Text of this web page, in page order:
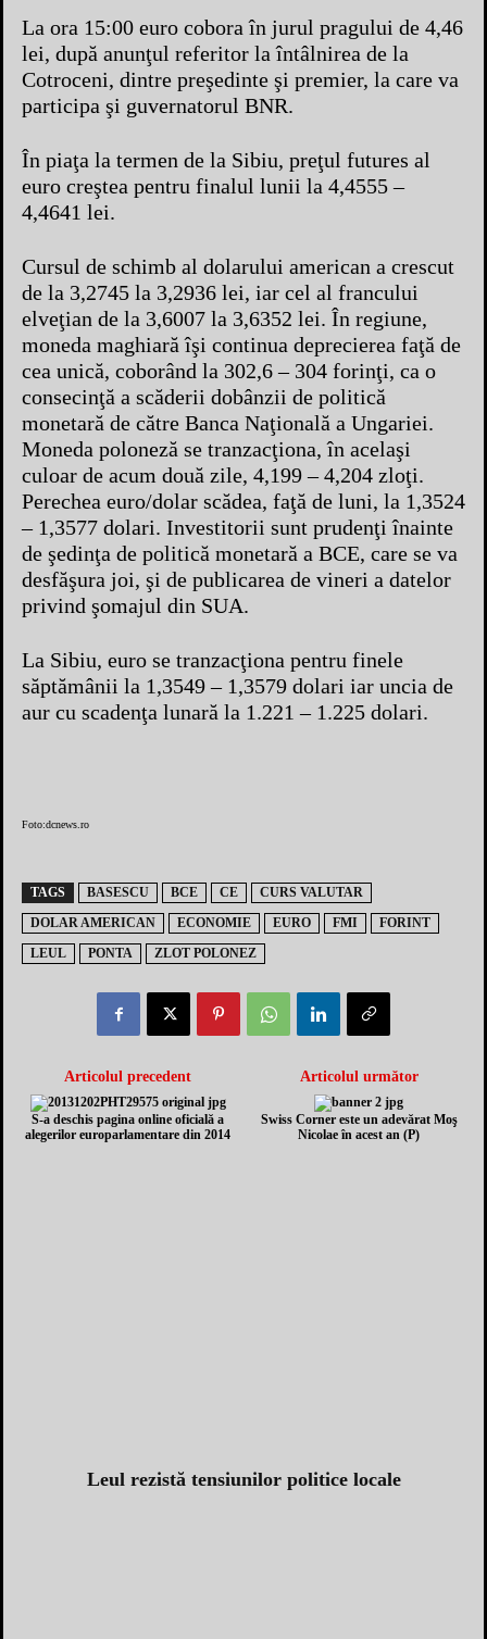
La ora 15:00 euro cobora în jurul pragului de 4,46
lei, după anunţul referitor la întâlnirea de la
Cotroceni, dintre preşedinte şi premier, la care va
participa şi guvernatorul BNR.
În piaţa la termen de la Sibiu, preţul futures al
euro creştea pentru finalul lunii la 4,4555 –
4,4641 lei.
Cursul de schimb al dolarului american a crescut
de la 3,2745 la 3,2936 lei, iar cel al francului
elveţian de la 3,6007 la 3,6352 lei. În regiune,
moneda maghiară îşi continua deprecierea faţă de
cea unică, coborând la 302,6 – 304 forinţi, ca o
consecinţă a scăderii dobânzii de politică
monetară de către Banca Naţională a Ungariei.
Moneda poloneză se tranzacţiona, în acelaşi
culoar de acum două zile, 4,199 – 4,204 zloţi.
Perechea euro/dolar scădea, faţă de luni, la 1,3524
– 1,3577 dolari. Investitorii sunt prudenţi înainte
de şedinţa de politică monetară a BCE, care se va
desfăşura joi, şi de publicarea de vineri a datelor
privind şomajul din SUA.
La Sibiu, euro se tranzacţiona pentru finele
săptămânii la 1,3549 – 1,3579 dolari iar uncia de
aur cu scadenţa lunară la 1.221 – 1.225 dolari.
Foto:dcnews.ro
TAGS BASESCU BCE CE
CURS VALUTAR
DOLAR AMERICAN
ECONOMIE EURO FMI
FORINT
LEUL
PONTA ZLOT POLONEZ
Articolul precedent
S-a deschis pagina online oficială a
alegerilor europarlamentare din 2014
Articolul următor
Swiss Corner este un adevărat Moş
Nicolae în acest an (P)
Leul rezistă tensiunilor politice locale